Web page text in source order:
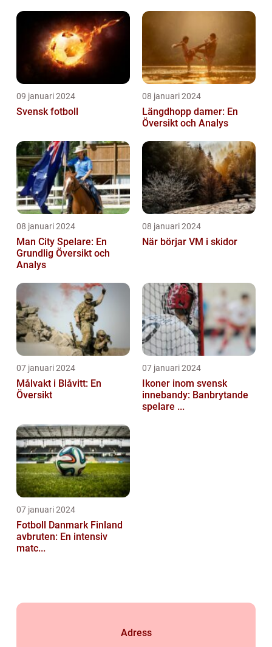
09 januari 2024
Svensk fotboll
08 januari 2024
Längdhopp damer: En
Översikt och Analys
08 januari 2024
Man City Spelare: En
Grundlig Översikt och
Analys
08 januari 2024
När börjar VM i skidor
07 januari 2024
Målvakt i Blåvitt: En
Översikt
07 januari 2024
Ikoner inom svensk
innebandy: Banbrytande
spelare ...
07 januari 2024
Fotboll Danmark Finland
avbruten: En intensiv
matc...
Adress